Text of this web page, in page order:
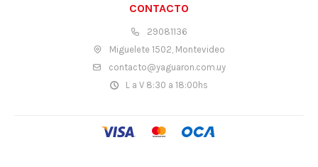
CONTACTO
29081136
Miguelete 1502, Montevideo
contacto@yaguaron.com.uy
L a V 8:30 a 18:00hs